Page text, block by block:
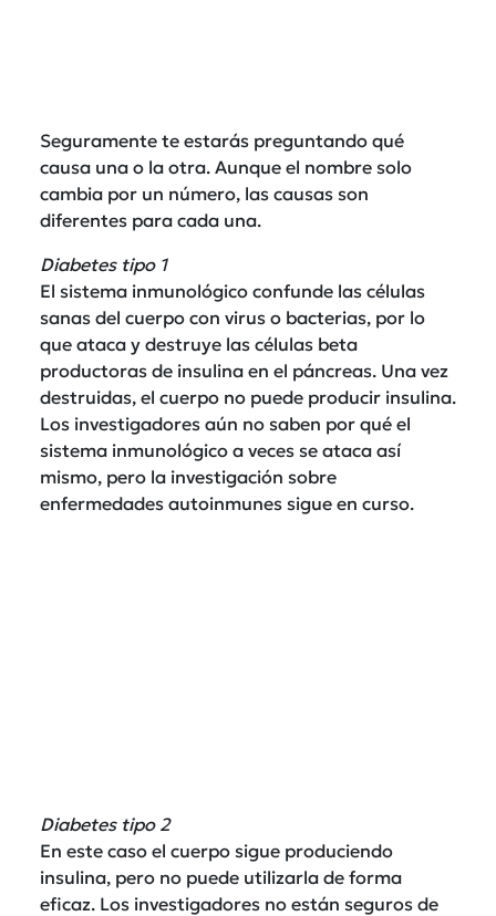
Seguramente te estarás preguntando qué
causa una o la otra. Aunque el nombre solo
cambia por un número, las causas son
diferentes para cada una.
Diabetes tipo 1
El sistema inmunológico confunde las células
sanas del cuerpo con virus o bacterias, por lo
que ataca y destruye las células beta
productoras de insulina en el páncreas. Una vez
destruidas, el cuerpo no puede producir insulina.
Los investigadores aún no saben por qué el
sistema inmunológico a veces se ataca así
mismo, pero la investigación sobre
enfermedades autoinmunes sigue en curso.
Diabetes tipo 2
En este caso el cuerpo sigue produciendo
insulina, pero no puede utilizarla de forma
eficaz. Los investigadores no están seguros de